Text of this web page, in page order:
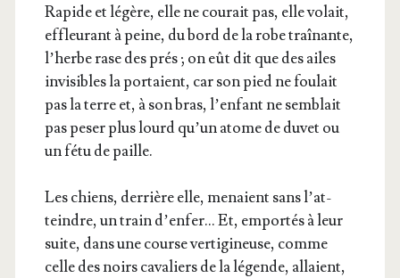
Rapide et légère, elle ne cou­rait pas, elle volait,
effleu­rant à peine, du bord de la robe traî­nante,
l’herbe rase des prés ; on eût dit que des ailes
invi­sibles la por­taient, car son pied ne fou­lait
pas la terre et, à son bras, l’en­fant ne sem­blait
pas peser plus lourd qu’un atome de duvet ou
un fétu de paille.
Les chiens, der­rière elle, menaient sans l’at­
teindre, un train d’en­fer… Et, empor­tés à leur
suite, dans une course ver­ti­gi­neuse, comme
celle des noirs cava­liers de la légende, allaient,